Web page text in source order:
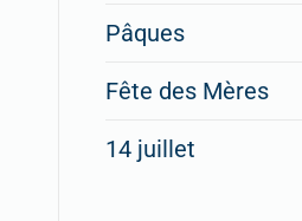
Cliquez ici
Pâques
Fête des Mères
14 juillet